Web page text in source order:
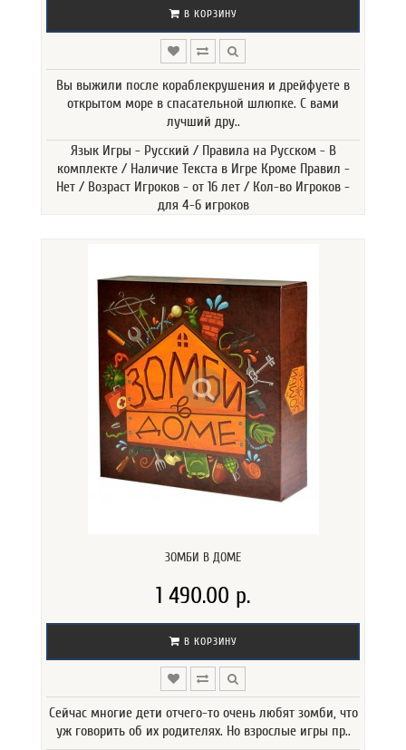
В КОРЗИНУ
Вы выжили после кораблекрушения и дрейфуете в
открытом море в спасательной шлюпке. С вами
лучший дру..
Язык Игры - Русский / Правила на Русском - В
комплекте / Наличие Текста в Игре Кроме Правил -
Нет / Возраст Игроков - от 16 лет / Кол-во Игроков -
для 4-6 игроков
ЗОМБИ В ДОМЕ
1 490.00 р.
В КОРЗИНУ
Сейчас многие дети отчего-то очень любят зомби, что
уж говорить об их родителях. Но взрослые игры пр..